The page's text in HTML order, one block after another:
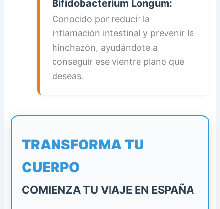
Bifidobacterium Longum:
Conocido por reducir la
inflamación intestinal y prevenir la
hinchazón, ayudándote a
conseguir ese vientre plano que
deseas.
TRANSFORMA TU
CUERPO
COMIENZA TU VIAJE EN ESPAÑA